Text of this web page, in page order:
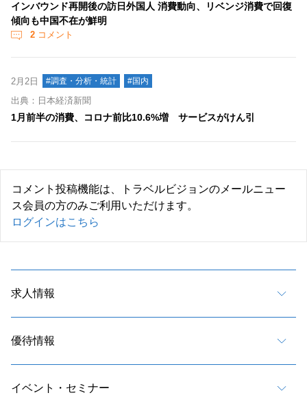
インバウンド再開後の訪日外国人 消費動向、リベンジ消費で回復
傾向も中国不在が鮮明
2 コメント
2月2日 #調査・分析・統計 #国内
出典：日本経済新聞
1月前半の消費、コロナ前比10.6%増 サービスがけん引
コメント投稿機能は、トラベルビジョンのメールニュー
ス会員の方のみご利用いただけます。
ログインはこちら
求人情報
優待情報
イベント・セミナー